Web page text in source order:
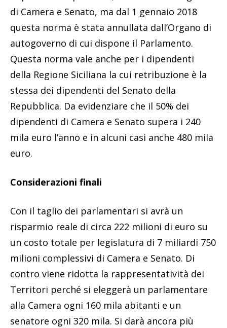
di Camera e Senato, ma dal 1 gennaio 2018
questa norma è stata annullata dall’Organo di
autogoverno di cui dispone il Parlamento.
Questa norma vale anche per i dipendenti
della Regione Siciliana la cui retribuzione è la
stessa dei dipendenti del Senato della
Repubblica. Da evidenziare che il 50% dei
dipendenti di Camera e Senato supera i 240
mila euro l’anno e in alcuni casi anche 480 mila
euro.
Considerazioni finali
Con il taglio dei parlamentari si avrà un
risparmio reale di circa 222 milioni di euro su
un costo totale per legislatura di 7 miliardi 750
milioni complessivi di Camera e Senato. Di
contro viene ridotta la rappresentatività dei
Territori perché si eleggerà un parlamentare
alla Camera ogni 160 mila abitanti e un
senatore ogni 320 mila. Si darà ancora più